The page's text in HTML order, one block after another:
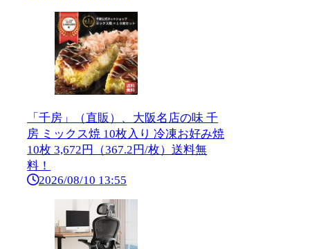
「千房」（直販）、大阪名店の味 千
房 ミックス焼 10枚入り 冷凍お好み焼
10枚 3,672円（367.2円/枚）送料無
料！
2026/08/10 13:55